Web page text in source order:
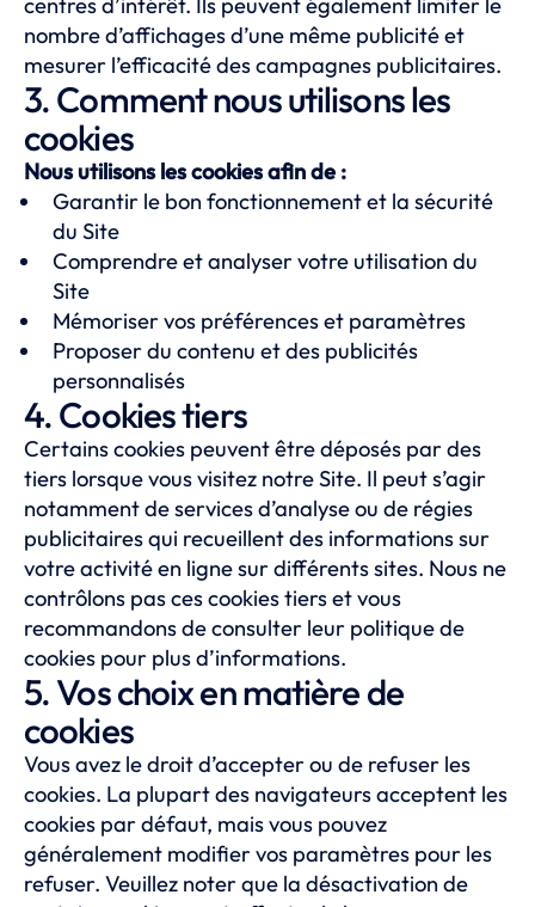
centres d’intérêt. Ils peuvent également limiter le
nombre d’affichages d’une même publicité et
mesurer l’efficacité des campagnes publicitaires.
3. Comment nous utilisons les
cookies
Nous utilisons les cookies afin de :
Garantir le bon fonctionnement et la sécurité
du Site
Comprendre et analyser votre utilisation du
Site
Mémoriser vos préférences et paramètres
Proposer du contenu et des publicités
personnalisés
4. Cookies tiers
Certains cookies peuvent être déposés par des
tiers lorsque vous visitez notre Site. Il peut s’agir
notamment de services d’analyse ou de régies
publicitaires qui recueillent des informations sur
votre activité en ligne sur différents sites. Nous ne
contrôlons pas ces cookies tiers et vous
recommandons de consulter leur politique de
cookies pour plus d’informations.
5. Vos choix en matière de
cookies
Vous avez le droit d’accepter ou de refuser les
cookies. La plupart des navigateurs acceptent les
cookies par défaut, mais vous pouvez
généralement modifier vos paramètres pour les
refuser. Veuillez noter que la désactivation de